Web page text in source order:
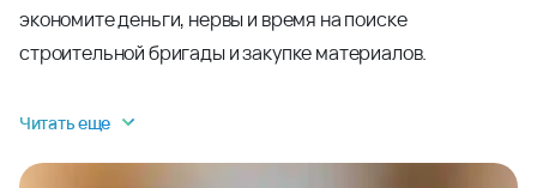
экономите деньги, нервы и время на поиске
строительной бригады и закупке материалов.
Читать еще